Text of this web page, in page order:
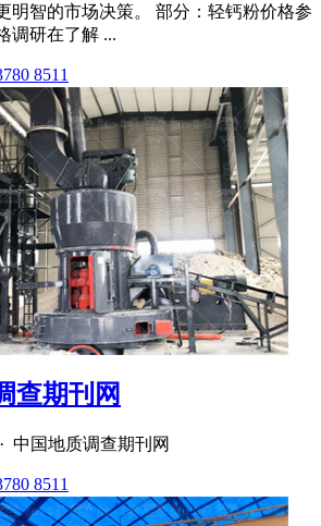
明智的市场决策。 部分：轻钙粉价格参
调研在了解 ...
8511
查期刊网
中国地质调查期刊网
8511